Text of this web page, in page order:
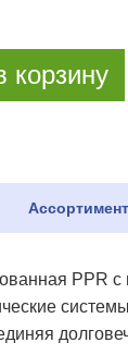
корзину
Ассортимент
PPR с